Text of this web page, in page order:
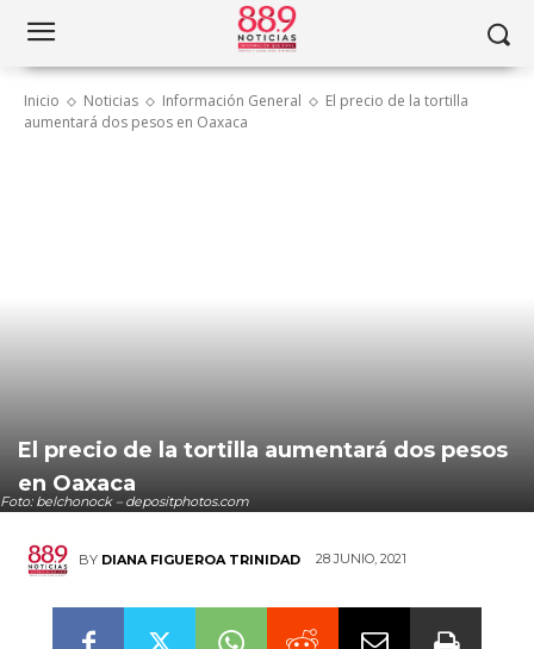
Inicio Noticias Información General
El precio de la tortilla
aumentará dos pesos en Oaxaca
Foto: belchonock – depositphotos.com
El precio de la tortilla aumentará dos pesos
en Oaxaca
BY DIANA FIGUEROA TRINIDAD 28 JUNIO, 2021